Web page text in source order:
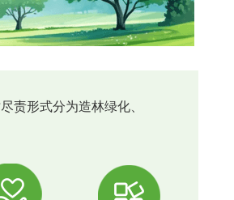
责形式分为造林绿化、